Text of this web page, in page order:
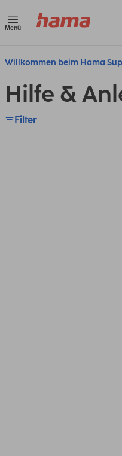
Menü
Willkommen beim Hama
Hilfe &
Filter